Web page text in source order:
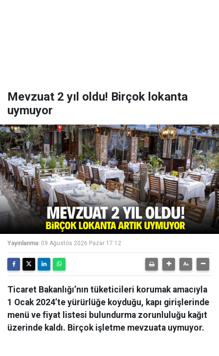
Mevzuat 2 yıl oldu! Birçok lokanta
uymuyor
Yayınlanma: 09 Ağustos 2026 Pazar 17:12
Ticaret Bakanlığı’nın tüketicileri korumak amacıyla
1 Ocak 2024’te yürürlüğe koyduğu, kapı girişlerinde
menü ve fiyat listesi bulundurma zorunluluğu kağıt
üzerinde kaldı. Birçok işletme mevzuata uymuyor.